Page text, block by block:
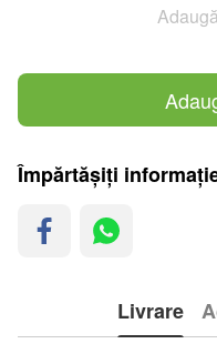
Împărtășiți
Livrare